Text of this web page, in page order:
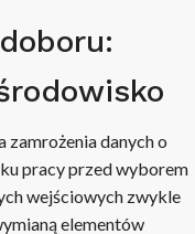
danych o
pracy przed wyborem
wejściowych zwykle
elementów